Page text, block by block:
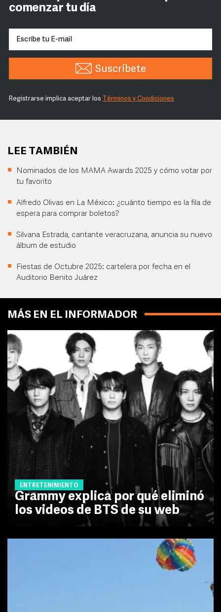
comenzar tu día
Suscríbete
Registrarse implica aceptar los Términos y Condiciones
LEE TAMBIÉN
Nominados de los MAMA Awards 2025 y cómo votar por
tu favorito
Alfredo Olivas en La México: ¿cuánto tiempo es la fila de
espera para comprar boletos?
Silvana Estrada, cantante veracruzana, anuncia su nuevo
álbum de estudio
Fiestas de Octubre 2025: cartelera por fecha en el
Auditorio Benito Juárez
MÁS EN EL INFORMADOR
ENTRETENIMIENTO
Grammy explica por qué eliminó
los videos de BTS de su web